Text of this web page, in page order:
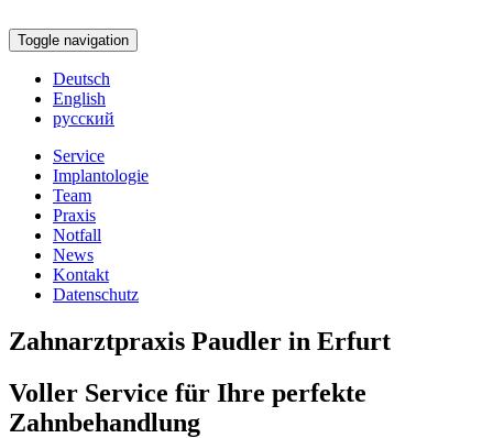
Toggle navigation
Deutsch
English
русский
Service
Implantologie
Team
Praxis
Notfall
News
Kontakt
Datenschutz
Zahnarztpraxis Paudler in Erfurt
Voller Service für Ihre perfekte
Zahnbehandlung